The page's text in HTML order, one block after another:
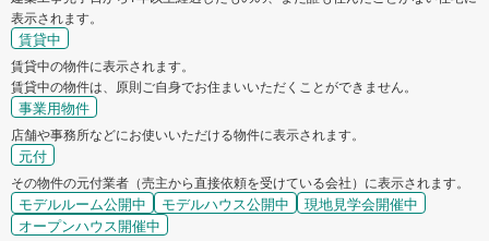
表示されます。
賃貸中
賃貸中の物件に表示されます。
賃貸中の物件は、原則ご自身でお住まいいただくことができません。
事業用物件
店舗や事務所などにお使いいただける物件に表示されます。
元付
その物件の元付業者（売主から直接依頼を受けている会社）に表示されます。
モデルルーム公開中 モデルハウス公開中
現地見学会開催中
オープンハウス開催中